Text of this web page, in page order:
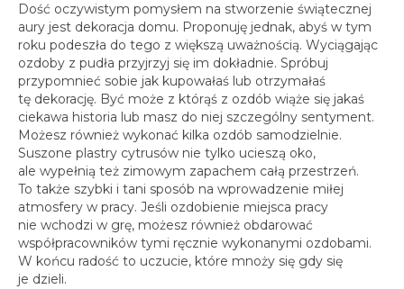
Dość oczywistym pomysłem na stworzenie świątecznej
aury jest dekoracja domu. Proponuję jednak, abyś w tym
roku podeszła do tego z większą uważnością. Wyciągając
ozdoby z pudła przyjrzyj się im dokładnie. Spróbuj
przypomnieć sobie jak kupowałaś lub otrzymałaś
tę dekorację. Być może z którąś z ozdób wiąże się jakaś
ciekawa historia lub masz do niej szczególny sentyment.
Możesz również wykonać kilka ozdób samodzielnie.
Suszone plastry cytrusów nie tylko ucieszą oko,
ale wypełnią też zimowym zapachem całą przestrzeń.
To także szybki i tani sposób na wprowadzenie miłej
atmosfery w pracy. Jeśli ozdobienie miejsca pracy
nie wchodzi w grę, możesz również obdarować
współpracowników tymi ręcznie wykonanymi ozdobami.
W końcu radość to uczucie, które mnoży się gdy się
je dzieli.